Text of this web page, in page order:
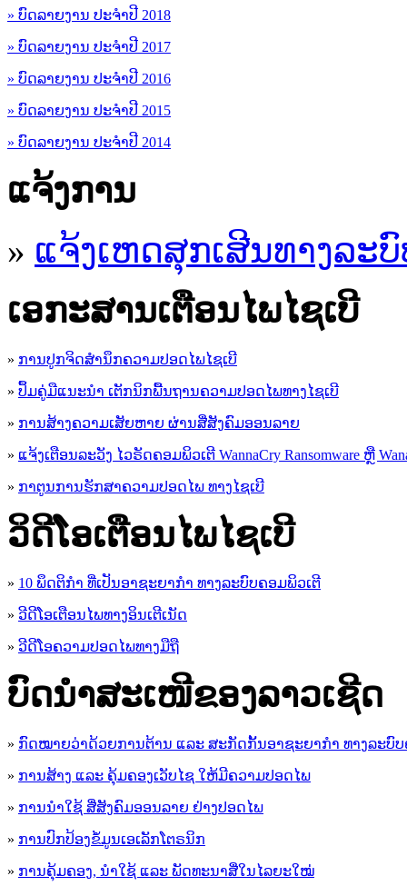
» ບົດລາຍງານ ປະຈຳປີ 2018
» ບົດລາຍງານ ປະຈຳປີ 2017
» ບົດລາຍງານ ປະຈຳປີ 2016
» ບົດລາຍງານ ປະຈຳປີ 2015
» ບົດລາຍງານ ປະຈຳປີ 2014
ແຈ້ງການ
» ແຈ້ງເຫດສຸກເສີນທາງລະ
ເອ​ກະ​ສານເຕືອນໄພໄຊເບີ
» ການປູກຈິດສໍານຶກຄວາມປອດໄພໄຊເບີ
» ປຶ້ມຄູ່ມືແນະນໍາ ເຕັກນິກພື້ນຖານຄວາມປອດໄພທາງໄຊເບີ
» ການສ້າງຄວາມເສັຍຫາຍ ຜ່ານສື່ສັງຄົມອອນລາຍ
» ແຈ້ງເຕືອນລະວັງ ໄວຣັດຄອມພິວເຕີ WannaCry Ransomware ຫຼື
» ກາຕູນການຮັກສາຄວາມປອດໄພ ທາງໄຊເບີ
ວິດີໂອເຕືອນໄພໄຊເບີ
» 10 ພຶດຕິກໍາ ທີ່ເປັນອາຊະຍາກໍາ ທາງລະບົບຄອມພິວເຕີ
» ວີດີໂອເຕືອນໄພທາງອິນເຕີເນັດ
» ວ​ີ​ດີ​ໂອ​ຄວາມ​ປອດ​ໄພ​ທາງ​ມື​ຖື
ບົດນຳສະເໜີຂອງລາວເຊີດ
» ກົດໝາຍວ່າດ້ວຍການຕ້ານ ແລະ ສະກັດກັ້ນອາຊະຍາກຳ ທາງລະບົບ
» ການສ້າງ ແລະ ຄຸ້ມຄອງເວັບໄຊ ໃຫ້ມີຄວາມປອດໄພ
» ການນຳໃຊ້ ສື່ສັງຄົມອອນລາຍ ຢ່າງປອດໄພ
» ການ​ປົກ​ປ້ອງ​ຂໍ້​ມູນ​ເອ​ເລັກ​ໂຕ​ຣ​ນິກ
» ການຄຸ້ມຄອງ, ນໍາໃຊ້ ແລະ ພັດທະນາສື່ໃນໄລຍະໃໝ່